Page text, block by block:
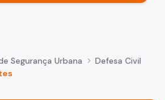
Segurança Urbana
Defesa Civil